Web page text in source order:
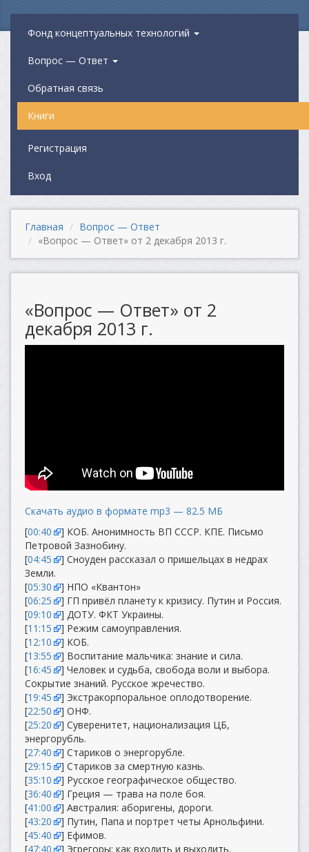
Фонд концептуальных технологий
Вопрос — Ответ
Обратная связь
Книги
Регистрация
Вход
Главная
Вопрос — Ответ
«Вопрос — Ответ» от 2 декабря 2013 г.
«Вопрос — Ответ» от 2
декабря 2013 г.
Скачать аудио в формате mp3 — 82.5 МБ
[00:40
] КОБ. Анонимность ВП СССР. КПЕ. Письмо
Петровой Зазнобину.
[04:45
] Сноуден рассказал о пришельцах в недрах
Земли.
[05:30
] НПО «Квантон»
[06:25
] ГП привёл планету к кризису. Путин и Россия.
[09:10
] ДОТУ. ФКТ Украины.
[11:15
] Режим самоуправления.
[12:10
] КОБ.
[13:55
] Воспитание мальчика: знание и сила.
[16:45
] Человек и судьба, свобода воли и выбора.
Сокрытие знаний. Русское жречество.
[19:45
] Экстракорпоральное оплодотворение.
[22:50
] ОНФ.
[25:20
] Суверенитет, национализация ЦБ,
энергорубль.
[27:40
] Стариков о энергорубле.
[29:15
] Стариков за смертную казнь.
[35:10
] Русское географическое общество.
[36:40
] Греция — трава на поле боя.
[41:00
] Австралия: аборигены, дороги.
[43:20
] Путин, Папа и портрет четы Арнольфини.
[45:40
] Ефимов.
[47:40
] Эгрегоры: как входить и выходить.